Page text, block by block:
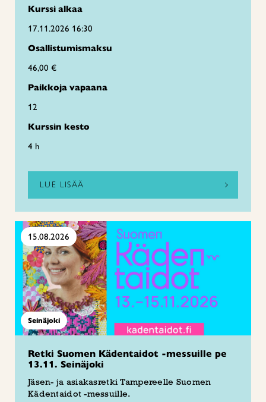
Kurssi alkaa
17.11.2026 16:30
Osallistumismaksu
46,00 €
Paikkoja vapaana
12
Kurssin kesto
4 h
LUE LISÄÄ
15.08.2026
Seinäjoki
Retki Suomen Kädentaidot -messuille pe
13.11. Seinäjoki
Jäsen- ja asiakasretki Tampereelle Suomen
Kädentaidot -messuille.